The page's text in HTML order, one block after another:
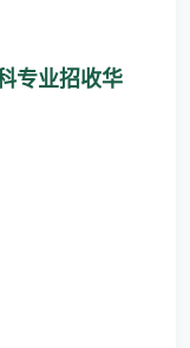
专业招收华